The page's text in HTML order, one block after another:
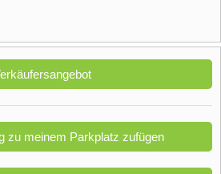
zu meinem Parkplatz zufügen